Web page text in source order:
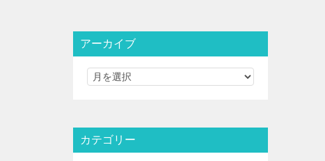
アーカイブ
カテゴリー